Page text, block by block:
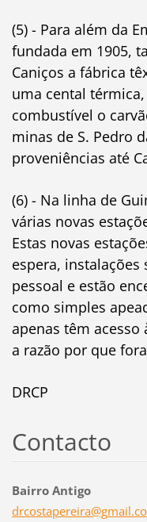
(5) - Para além da
fundada em 1905,
Caniços a fábrica
uma cental
combustível o
minas de S. Pedro
proveniências até
(6) - Na linha de
várias novas
Estas novas
espera,
pessoal e estão
como simples
apenas têm acesso
a razão por que
DRCP
Contacto
Bairro Antigo
drcostapereira@g